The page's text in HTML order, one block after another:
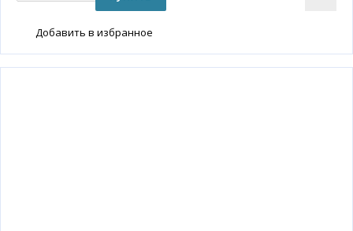
Добавить в избранное